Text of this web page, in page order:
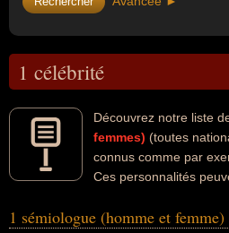
1 célébrité
Découvrez notre liste
femmes) (toutes
connus comme par
Ces personnalités
philosophie. Ces célébrités peuvent
1 sémiologue (homme et femme)